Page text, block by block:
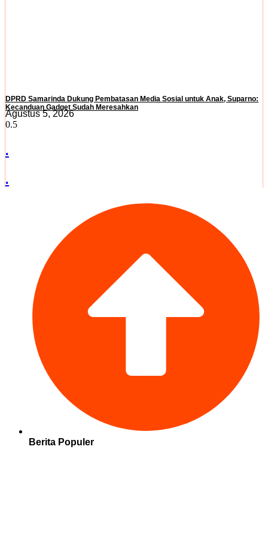
DPRD Samarinda Dukung Pembatasan Media Sosial untuk Anak, Suparno:
Kecanduan Gadget Sudah Meresahkan
Agustus 5, 2026
.
.
Berita Populer